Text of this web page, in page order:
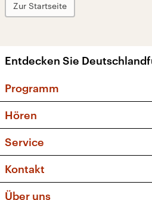
Zur Startseite
Entdecken Sie
Programm
Sendungen und
Musikliste
Kakadu – Das
Hören
Frequenzen (UKW +
Service
FAQ
Apps
Kontakt
Über uns